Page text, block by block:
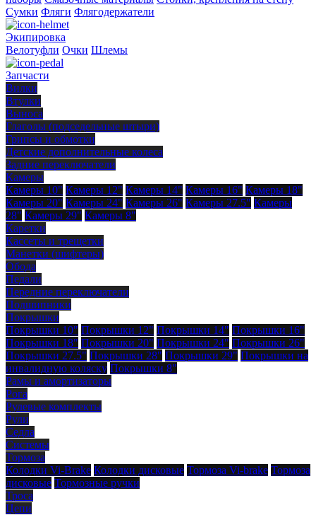
Сумки Фляги Флягодержатели
Экипировка
Велотуфли Очки Шлемы
Запчасти
Вилки
Втулки
Выноса
Глаголы (подседельные штыри)
Грипсы и обмотки
Детские дополнительные колеса
Задние переключатели
Камеры
Камеры 10" Камеры 12" Камеры 14" Камеры 16" Камеры 18"
Камеры 20" Камеры 24" Камеры 26" Камеры 27.5" Камеры
28" Камеры 29" Камеры 8"
Каретки
Кассеты и трещетки
Манетки (шифтеры)
Обода
Педали
Передние переключатели
Подшипники
Покрышки
Покрышки 10" Покрышки 12" Покрышки 14" Покрышки 16"
Покрышки 18" Покрышки 20" Покрышки 24" Покрышки 26"
Покрышки 27.5" Покрышки 28" Покрышки 29" Покрышки на
инвалидную коляску Покрышки 8"
Рамы и амортизаторы
Рога
Рулевые комплекты
Рули
Седла
Системы
Тормоза
Колодки Vi-Brake Колодки дисковые Тормоза Vi-brake Тормоза
дисковые Тормозные ручки
Троса
Цепи